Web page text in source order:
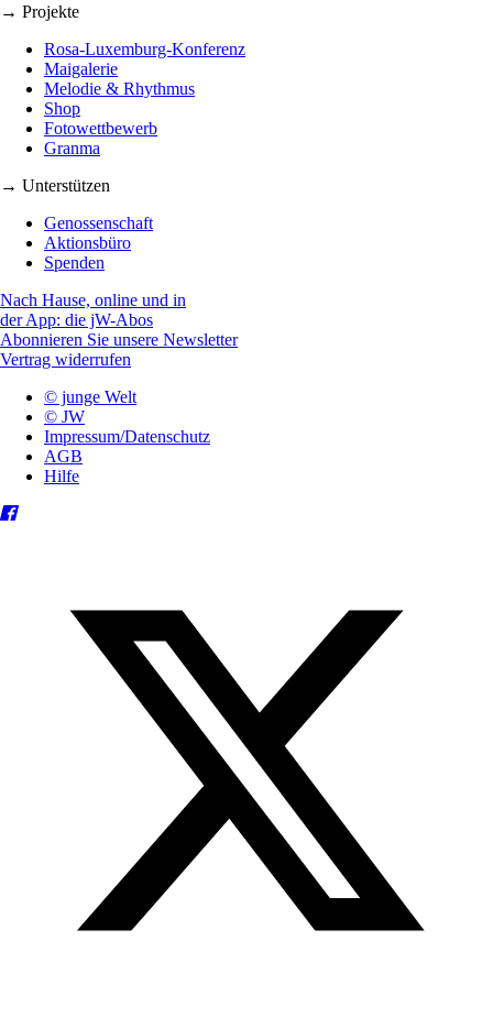
→ Projekte
Rosa-Luxemburg-Konferenz
Maigalerie
Melodie & Rhythmus
Shop
Fotowettbewerb
Granma
→ Unterstützen
Genossenschaft
Aktionsbüro
Spenden
Nach Hause, online und in
der App: die jW-Abos
Abonnieren Sie unsere Newsletter
Vertrag widerrufen
© junge Welt
© JW
Impressum/Datenschutz
AGB
Hilfe